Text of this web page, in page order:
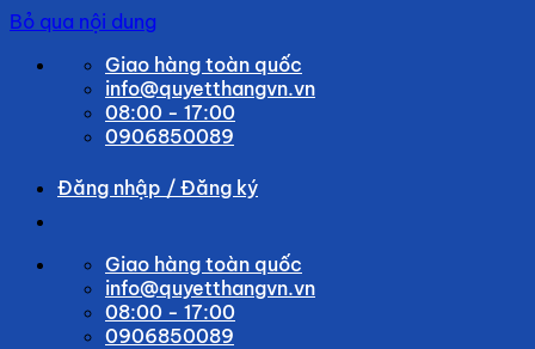
Bỏ qua nội dung
Giao hàng toàn quốc
info@quyetthangvn.vn
08:00 - 17:00
0906850089
Đăng nhập / Đăng ký
Giao hàng toàn quốc
info@quyetthangvn.vn
08:00 - 17:00
0906850089